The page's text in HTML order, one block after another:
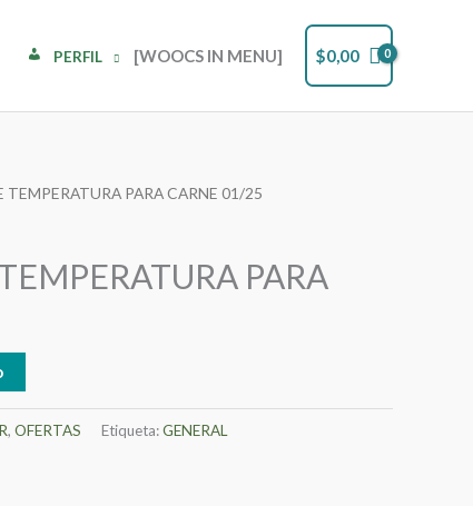
PERFIL [WOOCS IN MENU] $0,00
TEMPERATURA PARA CARNE 01/25
PARA
, OFERTAS Etiqueta:GENERAL